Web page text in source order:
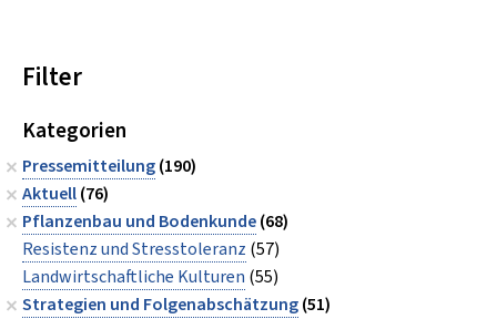
Filter
Kategorien
Pressemitteilung(190)
Aktuell(76)
Pflanzenbau und Bodenkunde(68)
Resistenz und Stresstoleranz (57)
Landwirtschaftliche Kulturen (55)
Strategien und Folgenabschätzung(51)